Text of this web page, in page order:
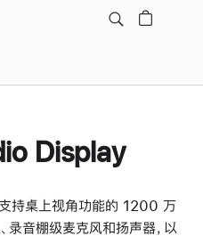
Display
持桌上视角功能的 1200 万
音棚级麦克风和扬声器，以